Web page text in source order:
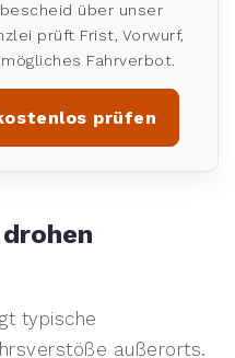
über unser
prüft Frist, Vorwurf,
Fahrverbot.
prüfen
typische
außerorts.